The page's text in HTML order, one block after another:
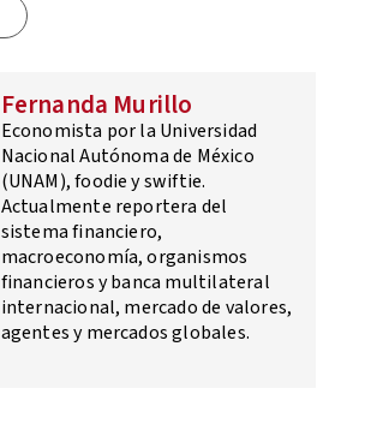
Fernanda Murillo
Economista por la Universidad
Nacional Autónoma de México
(UNAM), foodie y swiftie.
Actualmente reportera del
sistema financiero,
macroeconomía, organismos
financieros y banca multilateral
internacional, mercado de valores,
agentes y mercados globales.